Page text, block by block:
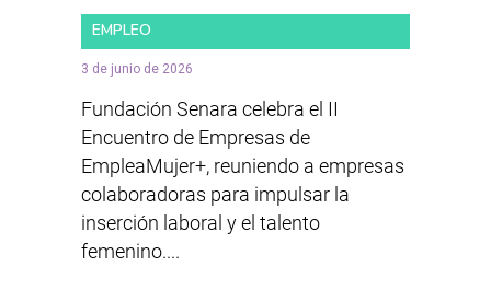
EMPLEO
3 de junio de 2026
Fundación Senara celebra el II
Encuentro de Empresas de
EmpleaMujer+, reuniendo a empresas
colaboradoras para impulsar la
inserción laboral y el talento
femenino....